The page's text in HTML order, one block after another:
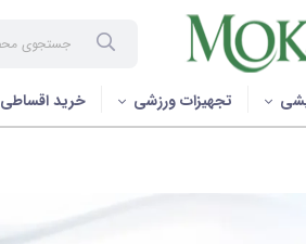
تجهیزات ورزشی خرید اقساطی